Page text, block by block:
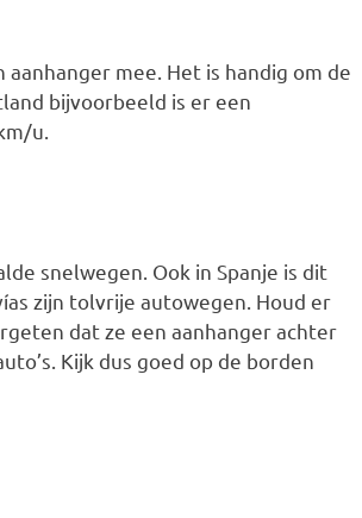
mee. Het is handig om de
bijvoorbeeld is er een
u.
snelwegen. Ook in Spanje is dit
zijn tolvrije autowegen. Houd er
dat ze een aanhanger achter
Kijk dus goed op de borden